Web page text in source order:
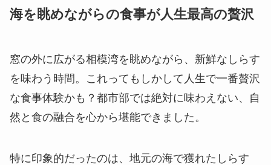
海を眺めながらの食事が人生最高の贅沢
窓の外に広がる相模湾を眺めながら、新鮮なしらす
を味わう時間。これってもしかして人生で一番贅沢
な食事体験かも？都市部では絶対に味わえない、自
然と食の融合を心から堪能できました。
特に印象的だったのは、地元の海で獲れたしらす